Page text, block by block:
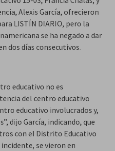
Alexis García, ofrecieron
LISTÍN DIARIO, pero la
se ha negado a dar
dos días consecutivos.
educativo no es
del centro educativo
educativo involucrados y,
dijo García, indicando, que
con el Distrito Educativo
se vieron en